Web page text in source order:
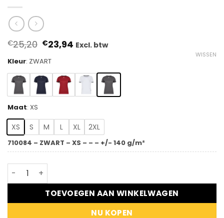
€25,20 Oorspronkelijke
prijs
was:
€25,20.
€23,94 Huidige
€23,94.
Excl. btw
Kleur: ZWART
Maat: XS
XS S M L XL 2XL
WISSEN
710084 – ZWART – XS – – – +/- 140 g/m²
DASSY® Nexus Next Women - T-shirt voor dames aantal
TOEVOEGEN AAN WINKELWAGEN
NU KOPEN